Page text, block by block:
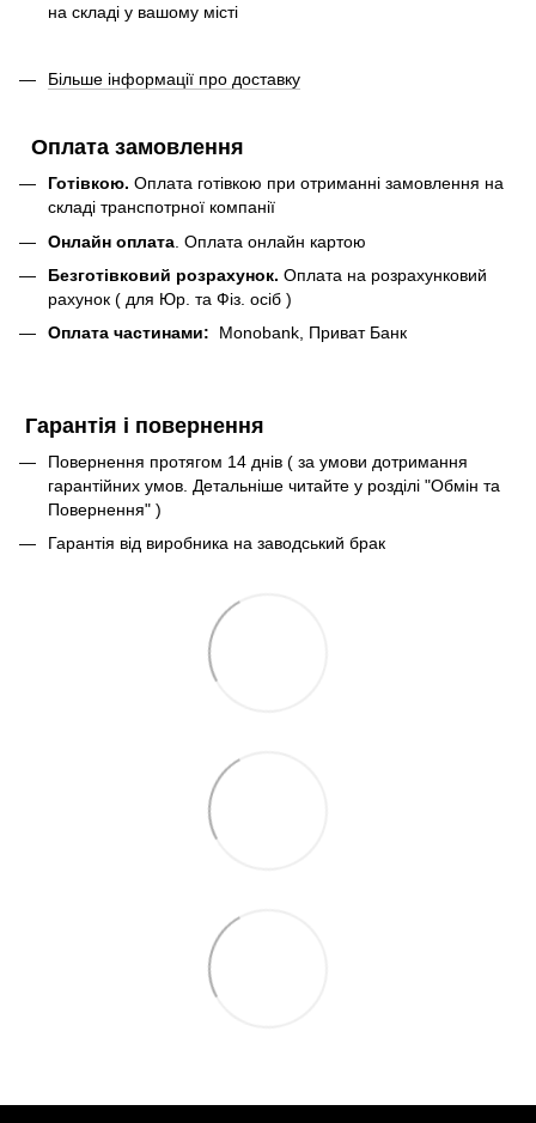
на складі у вашому місті
Більше інформації про доставку
Оплата замовлення
Готівкою. Оплата готівкою при отриманні замовлення на
складі транспотрної компанії
Онлайн оплата . Оплата онлайн картою
Безготівковий розрахунок. Оплата на розрахунковий
рахунок ( для Юр. та Фіз. осіб )
Оплата частинами: Monobank, Приват Банк
Гарантія і повернення
Повернення протягом 14 днів ( за умови дотримання
гарантійних умов. Детальніше читайте у розділі "Обмін та
Повернення" )
Гарантія від виробника на заводський брак